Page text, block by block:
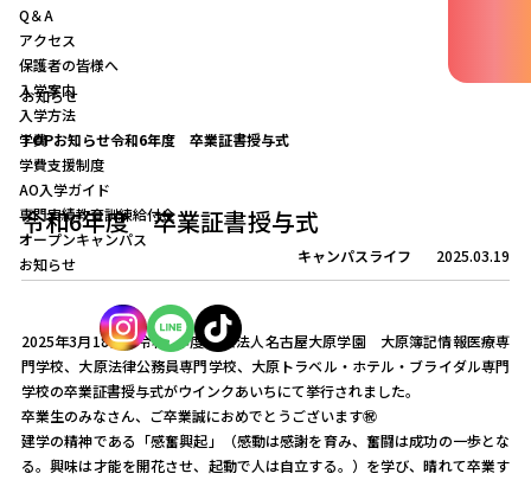
Q＆A
アクセス
保護者の皆様へ
入学案内
入学方法
学費
学費支援制度
AO入学ガイド
専門実績教育訓練給付金
オープンキャンパス
お知らせ
お知らせ
TOPお知らせ令和6年度 卒業証書授与式
令和6年度 卒業証書授与式
キャンパスライフ 2025.03.19
2025年3月18日、令和6年度 学校法人名古屋大原学園 大原簿記情報医療専
門学校、大原法律公務員専門学校、大原トラベル・ホテル・ブライダル専門
学校の卒業証書授与式がウインクあいちにて挙行されました。
卒業生のみなさん、ご卒業誠におめでとうございます㊗
建学の精神である「感奮興起」（感動は感謝を育み、奮闘は成功の一歩とな
る。興味は才能を開花させ、起動で人は自立する。）を学び、晴れて卒業す